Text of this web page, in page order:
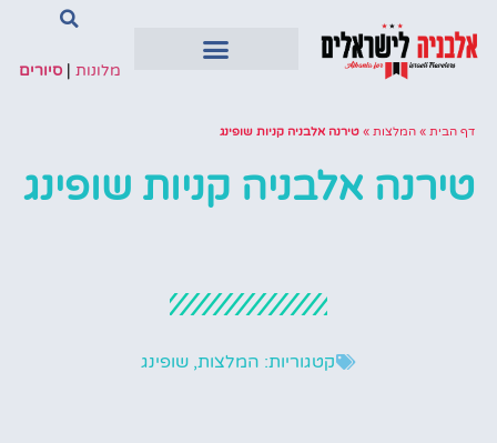
מלונות |סיורים
דף הבית » המלצות » טירנה אלבניה קניות שופינג
טירנה אלבניה קניות שופינג
קטגוריות: המלצות, שופינג